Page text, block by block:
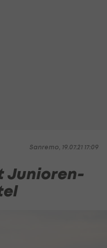
Sanremo, 19.07.21 17:09
Junioren-